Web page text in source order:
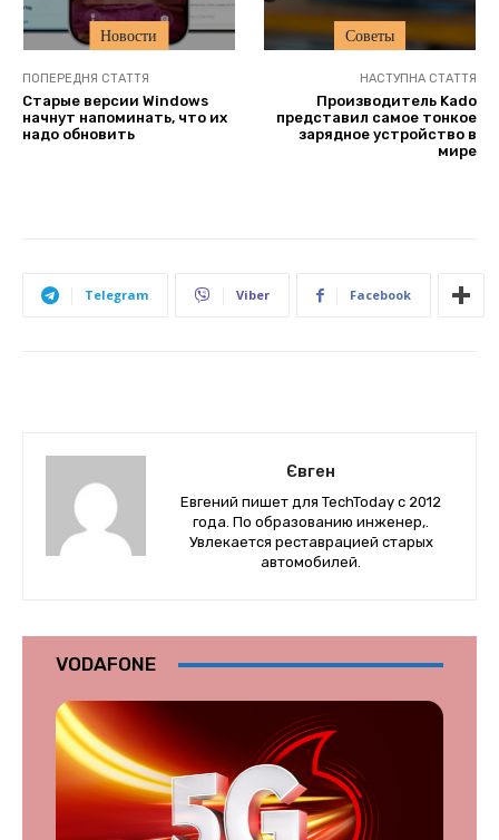
Новости Советы
ПОПЕРЕДНЯ СТАТТЯ
Старые версии Windows
начнут напоминать, что их
надо обновить
НАСТУПНА СТАТТЯ
Производитель Kado
представил самое тонкое
зарядное устройство в
мире
Telegram Viber Facebook
Євген
Евгений пишет для TechToday с 2012
года. По образованию инженер,.
Увлекается реставрацией старых
автомобилей.
VODAFONE